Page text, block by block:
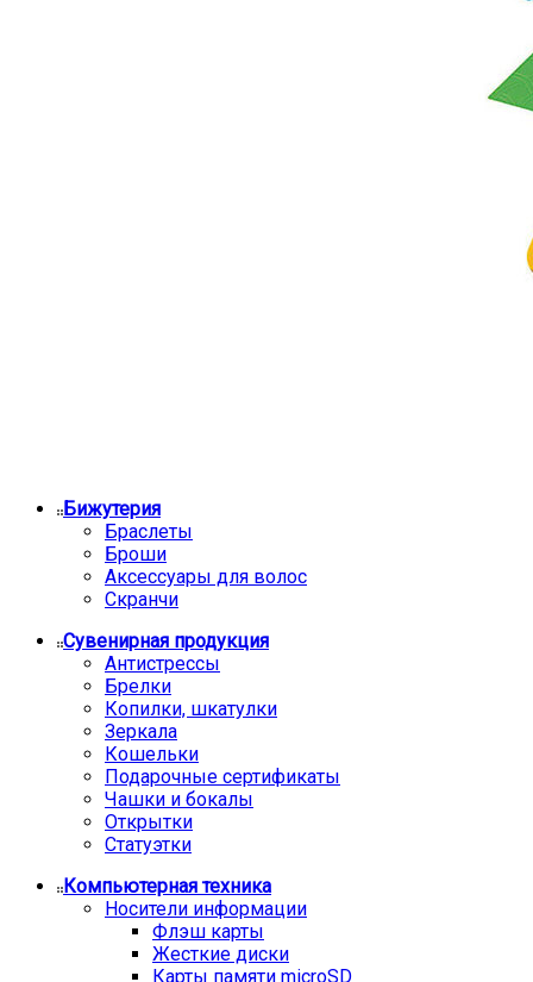
Бижутерия
Браслеты
Броши
Аксессуары для волос
Скранчи
Сувенирная продукция
Антистрессы
Брелки
Копилки, шкатулки
Зеркала
Кошельки
Подарочные сертификаты
Чашки и бокалы
Открытки
Статуэтки
Компьютерная техника
Носители информации
Флэш карты
Жесткие диски
Карты памяти microSD